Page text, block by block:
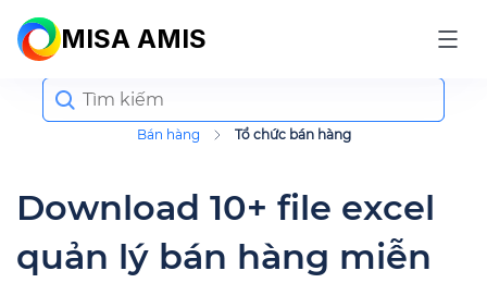
MISA AMIS
Bán hàng Tổ chức bán hàng
Search
for:
Download 10+ file excel
quản lý bán hàng miễn